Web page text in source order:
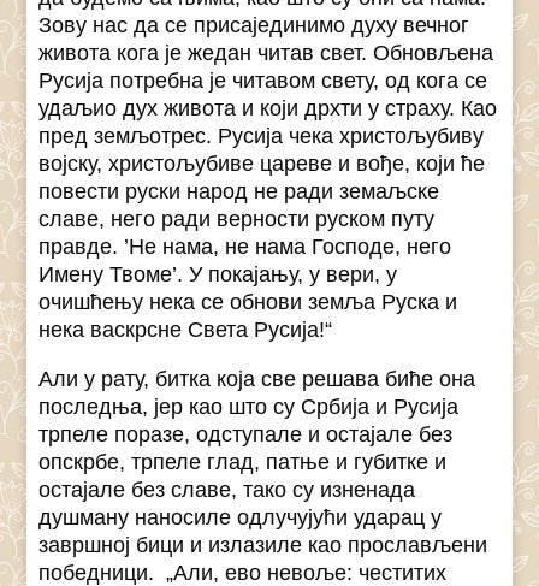
Зову нас да се присајединимо духу вечног
живота кога је жедан читав свет. Обновљена
Русија потребна је читавом свету, од кога се
удаљио дух живота и који дрхти у страху. Као
пред земљотрес. Русија чека христољубиву
војску, христољубиве цареве и вође, који ће
повести руски народ не ради земаљске
славе, него ради верности руском путу
правде. ’Не нама, не нама Господе, него
Имену Твоме’. У покајању, у вери, у
очишћењу нека се обнови земља Руска и
нека васкрсне Света Русија!“
Али у рату, битка која све решава биће она
последња, јер као што су Србија и Русија
трпеле поразе, одступале и остајале без
опскрбе, трпеле глад, патње и губитке и
остајале без славе, тако су изненада
душману наносиле одлучујући ударац у
завршној бици и излазиле као прослављени
победници. „Али, ево невоље: честитих